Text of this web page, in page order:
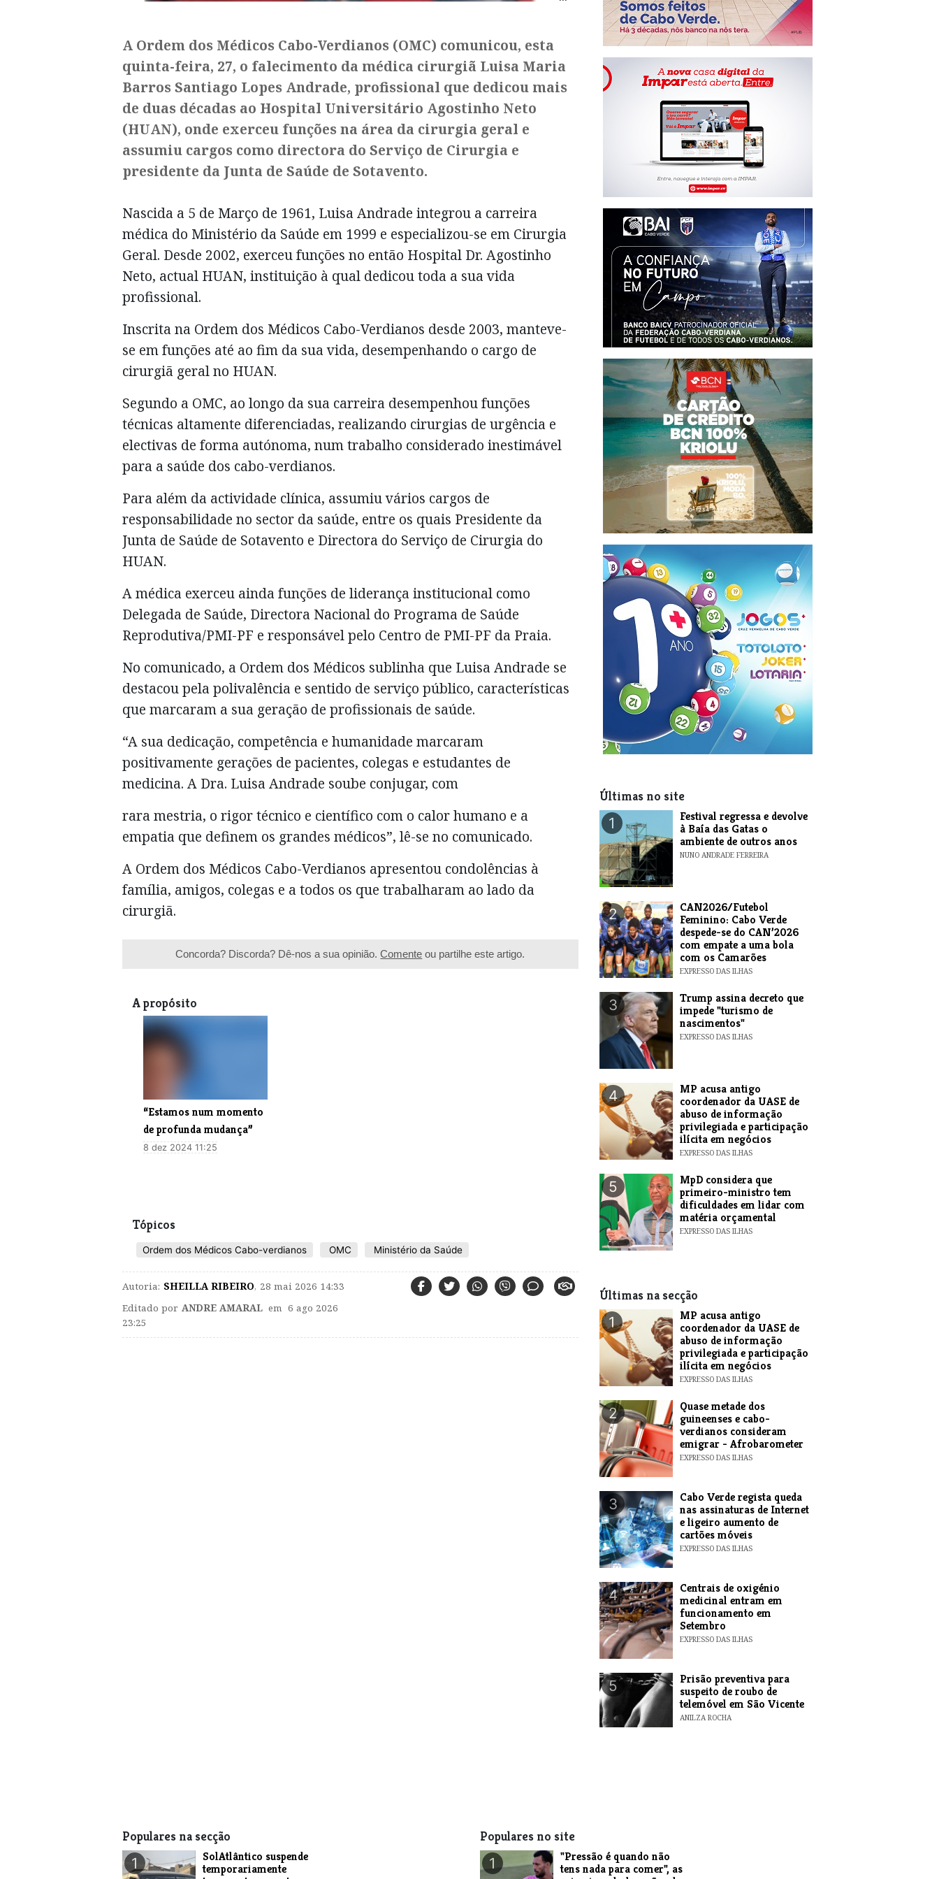
A Ordem dos Médicos Cabo-Verdianos (OMC) comunicou, esta
quinta-feira, 27, o falecimento da médica cirurgiã Luisa Maria
Barros Santiago Lopes Andrade, profissional que dedicou mais
de duas décadas ao Hospital Universitário Agostinho Neto
(HUAN), onde exerceu funções na área da cirurgia geral e
assumiu cargos como directora do Serviço de Cirurgia e
presidente da Junta de Saúde de Sotavento.
Nascida a 5 de Março de 1961, Luisa Andrade integrou a carreira
médica do Ministério da Saúde em 1999 e especializou-se em Cirurgia
Geral. Desde 2002, exerceu funções no então Hospital Dr. Agostinho
Neto, actual HUAN, instituição à qual dedicou toda a sua vida
profissional.
Inscrita na Ordem dos Médicos Cabo-Verdianos desde 2003, manteve-
se em funções até ao fim da sua vida, desempenhando o cargo de
cirurgiã geral no HUAN.
Segundo a OMC, ao longo da sua carreira desempenhou funções
técnicas altamente diferenciadas, realizando cirurgias de urgência e
electivas de forma autónoma, num trabalho considerado inestimável
para a saúde dos cabo-verdianos.
Para além da actividade clínica, assumiu vários cargos de
responsabilidade no sector da saúde, entre os quais Presidente da
Junta de Saúde de Sotavento e Directora do Serviço de Cirurgia do
HUAN.
A médica exerceu ainda funções de liderança institucional como
Delegada de Saúde, Directora Nacional do Programa de Saúde
Reprodutiva/PMI-PF e responsável pelo Centro de PMI-PF da Praia.
No comunicado, a Ordem dos Médicos sublinha que Luisa Andrade se
destacou pela polivalência e sentido de serviço público, características
que marcaram a sua geração de profissionais de saúde.
“A sua dedicação, competência e humanidade marcaram
positivamente gerações de pacientes, colegas e estudantes de
medicina. A Dra. Luisa Andrade soube conjugar, com
rara mestria, o rigor técnico e científico com o calor humano e a
empatia que definem os grandes médicos”, lê-se no comunicado.
A Ordem dos Médicos Cabo-Verdianos apresentou condolências à
família, amigos, colegas e a todos os que trabalharam ao lado da
cirurgiã.
Concorda? Discorda? Dê-nos a sua opinião.Comente ou partilhe este artigo.
A propósito
“Estamos num momento
de profunda mudança”
8 dez 2024 11:25
Tópicos
Ordem dos Médicos Cabo-verdianos OMC Ministério da Saúde
Autoria: SHEILLA RIBEIRO, 28 mai 2026 14:33
Editado por ANDRE AMARAL em 6 ago 2026
23:25
Últimas no site
1
Festival regressa e devolve
à Baía das Gatas o
ambiente de outros anos
NUNO ANDRADE FERREIRA
2
CAN2026/Futebol
Feminino: Cabo Verde
despede-se do CAN’2026
com empate a uma bola
com os Camarões
EXPRESSO DAS ILHAS
3
Trump assina decreto que
impede "turismo de
nascimentos"
EXPRESSO DAS ILHAS
4
MP acusa antigo
coordenador da UASE de
abuso de informação
privilegiada e participação
ilícita em negócios
EXPRESSO DAS ILHAS
5
MpD considera que
primeiro-ministro tem
dificuldades em lidar com
matéria orçamental
EXPRESSO DAS ILHAS
Últimas na secção
1
MP acusa antigo
coordenador da UASE de
abuso de informação
privilegiada e participação
ilícita em negócios
EXPRESSO DAS ILHAS
2
Quase metade dos
guineenses e cabo-
verdianos consideram
emigrar - Afrobarometer
EXPRESSO DAS ILHAS
3
Cabo Verde regista queda
nas assinaturas de Internet
e ligeiro aumento de
cartões móveis
EXPRESSO DAS ILHAS
4
Centrais de oxigénio
medicinal entram em
funcionamento em
Setembro
EXPRESSO DAS ILHAS
5
Prisão preventiva para
suspeito de roubo de
telemóvel em São Vicente
ANILZA ROCHA
Populares na secção
1
SolAtlântico suspende
temporariamente
Populares no site
1
"Pressão é quando não
tens nada para comer", as